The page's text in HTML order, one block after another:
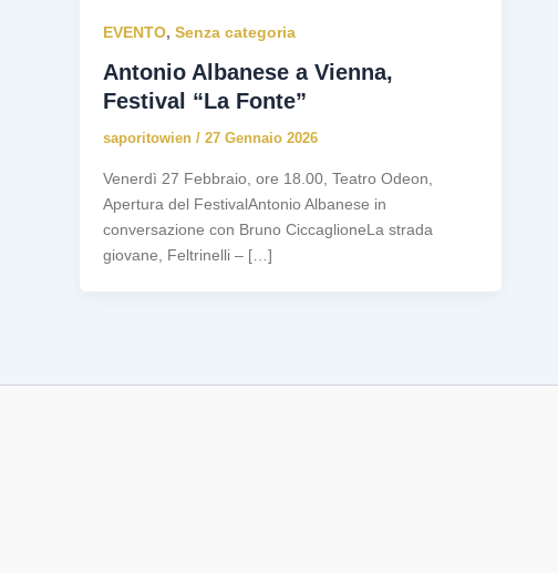
EVENTO, Senza categoria
Antonio Albanese a Vienna,
Festival “La Fonte”
saporitowien / 27 Gennaio 2026
Venerdì 27 Febbraio, ore 18.00, Teatro Odeon,
Apertura del FestivalAntonio Albanese in
conversazione con Bruno CiccaglioneLa strada
giovane, Feltrinelli – […]